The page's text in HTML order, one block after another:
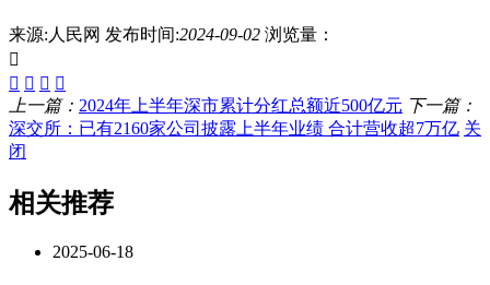
来源:人民网 发布时间:2024-09-02 浏览量：
上一篇： 2024年上半年深市累计分红总额近500亿元 下一篇：
深交所：已有2160家公司披露上半年业绩 合计营收超7万亿 关
闭
相关推荐
2025-06-18